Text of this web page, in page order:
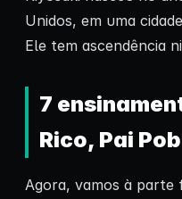
Unidos, em uma
Ele tem ascendência
7
Rico, Pai
Agora, vamos à parte